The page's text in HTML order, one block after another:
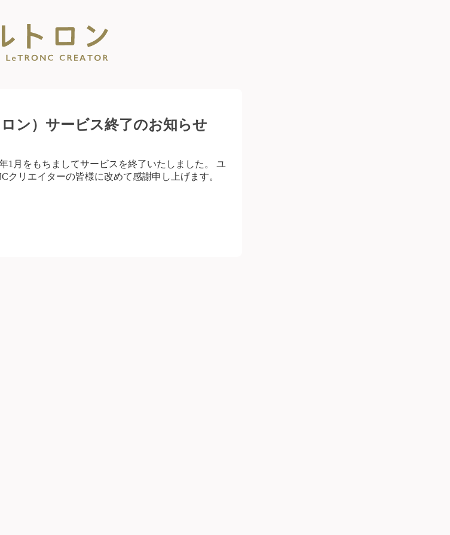
ン）サービス終了のお知らせ
1月をもちましてサービスを終了いたしました。 ユ
クリエイターの皆様に改めて感謝申し上げます。